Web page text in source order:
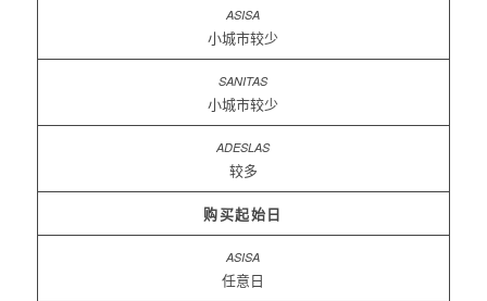
小城市较少
小城市较少
较多
购买起始日
任意日